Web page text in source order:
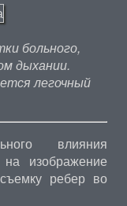
больного,
дыхании.
легочный
влияния
на изображение
ребер во